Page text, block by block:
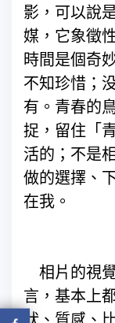
影，可以說
媒，它象徵
時間是個奇
不知珍惜；
有。青春的
捉，留住「
活的；不是
做的選擇、
在我。
相片的視
言，基本上